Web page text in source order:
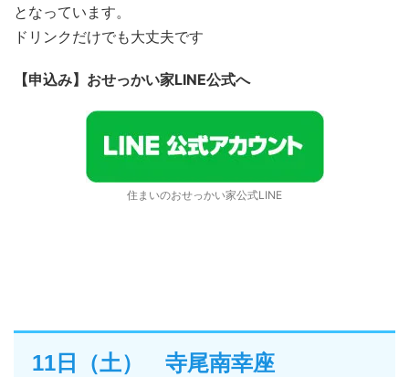
となっています。
ドリンクだけでも大丈夫です
【申込み】おせっかい家LINE公式へ
住まいのおせっかい家公式LINE
11日（土） 寺尾南幸座